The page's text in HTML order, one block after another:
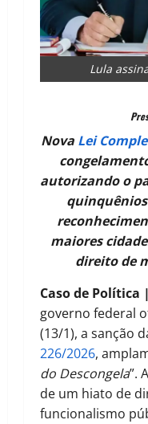
Lula
Nova Lei
autorizando o
maiores
direito de
Caso de Política
governo federal
(13/1), a sanção
226/2026,
do Descongela”.
de um hiato de
funcionalismo